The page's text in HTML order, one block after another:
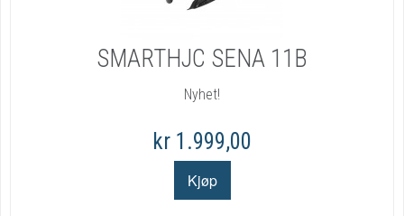
SMARTHJC SENA 11B
Nyhet!
kr 1.999,00